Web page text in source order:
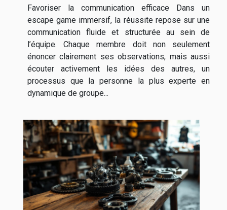
Favoriser la communication efficace Dans un
escape game immersif, la réussite repose sur une
communication fluide et structurée au sein de
l’équipe. Chaque membre doit non seulement
énoncer clairement ses observations, mais aussi
écouter activement les idées des autres, un
processus que la personne la plus experte en
dynamique de groupe...